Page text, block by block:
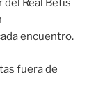
del Real Betis
encuentro.
fuera de